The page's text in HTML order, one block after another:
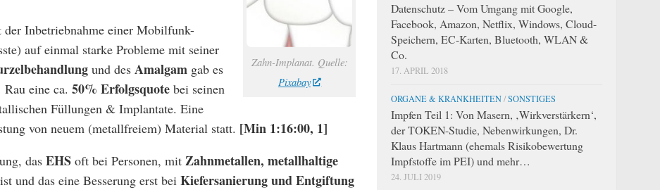
Zahn-Implanat. Quelle:
Pixabay
Inbetriebnahme einer Mobilfunk-
auf einmal starke Probleme mit seiner
und des Amalgam gab es
eine ca. 50% Erfolgsquote bei seinen
Füllungen & Implantate. Eine
von neuem (metallfreiem) Material statt. [Min 1:16:00, 1]
das EHS oft bei Personen, mit Zahnmetallen, metallhaltige
und das eine Besserung erst bei Kiefersanierung und Entgiftung
Datenschutz – Vom Umgang mit Google,
Facebook, Amazon, Netflix, Windows, Cloud-
Speichern, EC-Karten, Bluetooth, WLAN &
Co.
17. APRIL 2018
ORGANE & KRANKHEITEN/SONSTIGES
Impfen Teil 1: Von Masern, ‚Wirkverstärkern‘,
der TOKEN-Studie, Nebenwirkungen, Dr.
Klaus Hartmann (ehemals Risikobewertung
Impfstoffe im PEI) und mehr…
24. JULI 2019